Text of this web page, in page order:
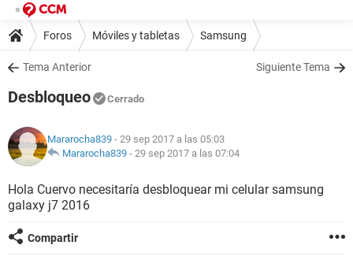
Foros Móviles y tabletas Samsung
Tema Anterior Siguiente Tema
Desbloqueo Cerrado
Mararocha839 - 29 sep 2017 a las 05:03
Mararocha839 - 29 sep 2017 a las 07:04
Hola Cuervo necesitaría desbloquear mi celular samsung
galaxy j7 2016
Compartir